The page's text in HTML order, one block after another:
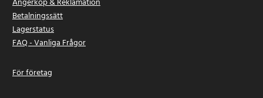
Betalningssätt
Lagerstatus
FAQ - Vanliga Frågor
För företag